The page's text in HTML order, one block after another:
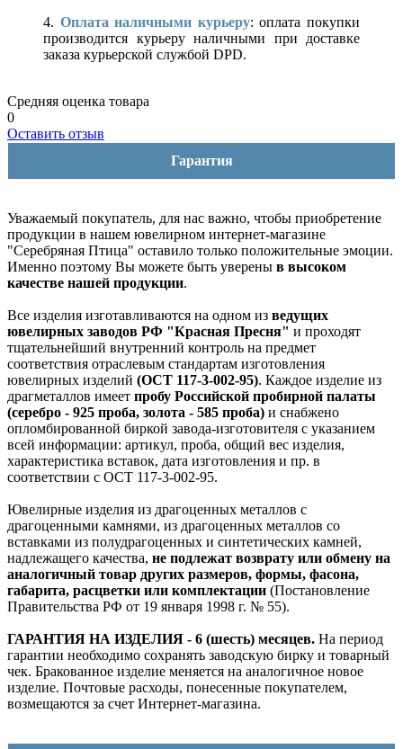
4. Оплата наличными курьеру: оплата покупки
производится курьеру наличными при доставке
заказа курьерской службой DPD.
Средняя оценка товара
0
Оставить отзыв
Гарантия
Уважаемый покупатель, для нас важно, чтобы приобретение
продукции в нашем ювелирном интернет-магазине
"Серебряная Птица" оставило только положительные эмоции.
Именно поэтому Вы можете быть уверены в высоком
качестве нашей продукции.
Все изделия изготавливаются на одном из ведущих
ювелирных заводов РФ "Красная Пресня" и проходят
тщательнейший внутренний контроль на предмет
соответствия отраслевым стандартам изготовления
ювелирных изделий (ОСТ 117-3-002-95). Каждое изделие из
драгметаллов имеет пробу Российской пробирной палаты
(серебро - 925 проба, золота - 585 проба) и снабжено
опломбированной биркой завода-изготовителя с указанием
всей информации: артикул, проба, общий вес изделия,
характеристика вставок, дата изготовления и пр. в
соответствии с ОСТ 117-3-002-95.
Ювелирные изделия из драгоценных металлов с
драгоценными камнями, из драгоценных металлов со
вставками из полудрагоценных и синтетических камней,
надлежащего качества, не подлежат возврату или обмену на
аналогичный товар других размеров, формы, фасона,
габарита, расцветки или комплектации (Постановление
Правительства РФ от 19 января 1998 г. № 55).
ГАРАНТИЯ НА ИЗДЕЛИЯ - 6 (шесть) месяцев. На период
гарантии необходимо сохранять заводскую бирку и товарный
чек. Бракованное изделие меняется на аналогичное новое
изделие. Почтовые расходы, понесенные покупателем,
возмещаются за счет Интернет-магазина.